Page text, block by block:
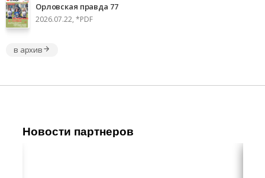
Орловская правда 77
2026.07.22, *PDF
в архив
Новости партнеров